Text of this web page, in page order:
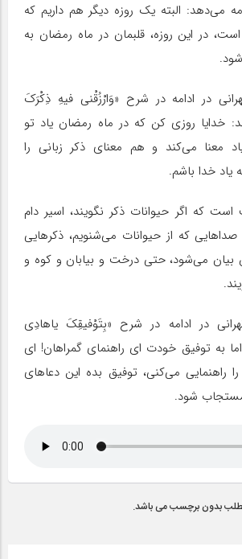
می‌دهد: البته یک روزه دیگر هم داریم که
در این روزه، قلبمان در ماه رمضان به
در ادامه در شرح «وَارْزُقْنی فیهِ ذِکْرَکَ
خدایا روزی کن که در ماه رمضان یاد تو
معنا می‌کند و هم معنای ذکر زبانی را
یاد خدا باشم.
که اگر حیوانات ذکر نگویند، اسیر دام
که از حیوانات می‌شنویم، ذکرهایی
می‌شود، حتی درخت و بیابان و کوه و
در ادامه در شرح «بِتَوْفیقِکَ یاهادِی
به توفیق خودت ای راهنمای گمراهان! ای
راهنمایی می‌کنی، توفیق بده این دعاهای
مستجاب شود.
بدون برچسب می باشد.